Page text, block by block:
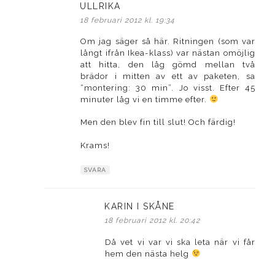
ULLRIKA
18 februari 2012 kl. 19:34
Om jag säger så här. Ritningen (som var
långt ifrån Ikea-klass) var nästan omöjlig
att hitta, den låg gömd mellan två
brädor i mitten av ett av paketen, sa
“montering: 30 min”. Jo visst. Efter 45
minuter låg vi en timme efter.
Men den blev fin till slut! Och färdig!
Krams!
SVARA
KARIN I SKÅNE
18 februari 2012 kl. 20:42
Då vet vi var vi ska leta när vi får
hem den nästa helg